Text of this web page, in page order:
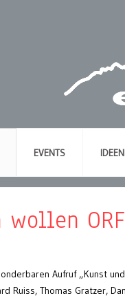
EVENTS
wollen
Aufruf „Kunst und
Ruiss, Thomas Gratzer,